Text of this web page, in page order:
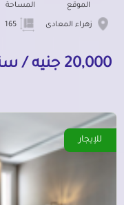
الموقع
زهراء المعادى
المساحة
20,000 جنيه / سنوياً
للإيجار